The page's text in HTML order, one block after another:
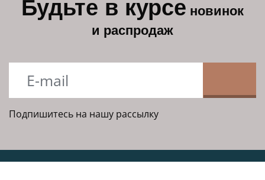
ДЕКОРЫ
Будьте в курсе новинок
и распродаж
Подпишитесь на нашу рассылку